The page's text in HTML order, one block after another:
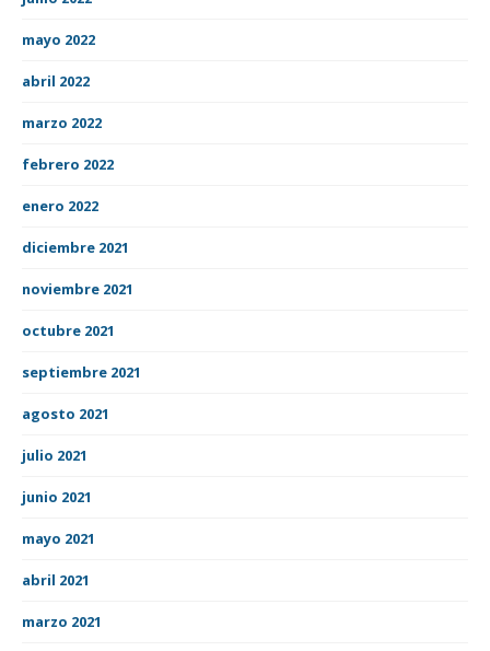
mayo 2022
abril 2022
marzo 2022
febrero 2022
enero 2022
diciembre 2021
noviembre 2021
octubre 2021
septiembre 2021
agosto 2021
julio 2021
junio 2021
mayo 2021
abril 2021
marzo 2021